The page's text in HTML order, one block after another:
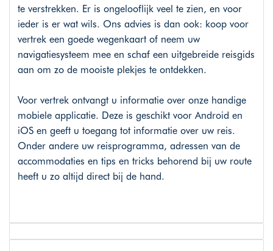
te verstrekken. Er is ongelooflijk veel te zien, en voor
ieder is er wat wils. Ons advies is dan ook: koop voor
vertrek een goede wegenkaart of neem uw
navigatiesysteem mee en schaf een uitgebreide reisgids
aan om zo de mooiste plekjes te ontdekken.
Voor vertrek ontvangt u informatie over onze handige
mobiele applicatie. Deze is geschikt voor Android en
iOS en geeft u toegang tot informatie over uw reis.
Onder andere uw reisprogramma, adressen van de
accommodaties en tips en tricks behorend bij uw route
heeft u zo altijd direct bij de hand.